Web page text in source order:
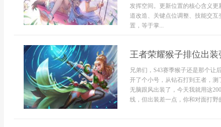
发挥空间。更新位置的核心含义
道改造、关键点位调整、技能交
置，等于掌...
王者荣耀猴子排位出
兄弟们，S43赛季猴子还是那个让
开了个小号，从钻石打到王者，
无脑跟风出装了，今天我就用这
线，但出装差一点，你和对面打野